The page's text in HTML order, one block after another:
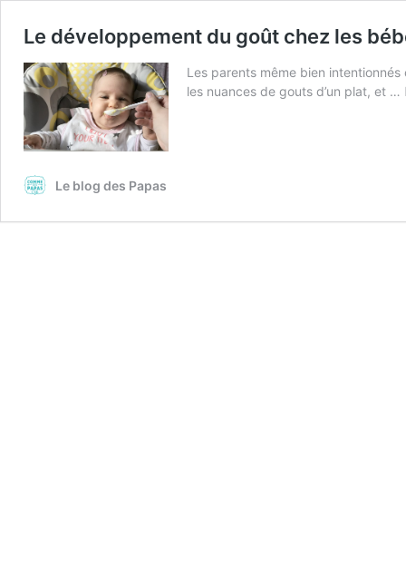
Le développement du goût chez les
Les parents même bien
les nuances de gouts d’un plat, et …
Le blog des Papas